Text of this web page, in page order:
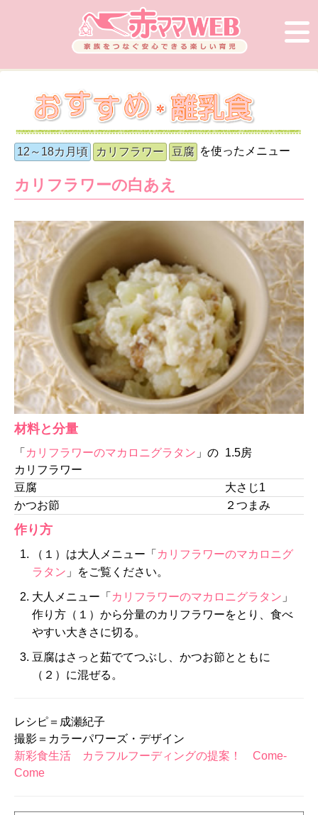
12～18カ月頃 カリフラワー 豆腐 を使ったメニュー
カリフラワーの白あえ
材料と分量
「 カリフラワーのマカロニグラタン 」の
カリフラワー
1.5房
豆腐
大さじ1
かつお節
２つまみ
作り方
（１）は大人メニュー「 カリフラワーのマカロニグ
ラタン 」をご覧ください。
大人メニュー「 カリフラワーのマカロニグラタン 」
作り方（１）から分量のカリフラワーをとり、食べ
やすい大きさに切る。
豆腐はさっと茹でてつぶし、かつお節とともに
（２）に混ぜる。
レシピ＝成瀬紀子
撮影＝カラーパワーズ・デザイン
新彩食生活 カラフルフーディングの提案！ Come-
Come